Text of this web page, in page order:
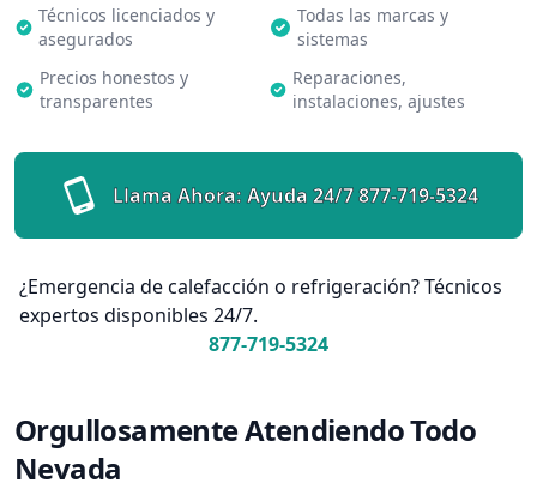
Técnicos licenciados y
asegurados
Todas las marcas y
sistemas
Precios honestos y
transparentes
Reparaciones,
instalaciones, ajustes
Llama Ahora: Ayuda 24/7 877-719-5324
¿Emergencia de calefacción o refrigeración? Técnicos
expertos disponibles 24/7.
877-719-5324
Orgullosamente Atendiendo Todo
Nevada